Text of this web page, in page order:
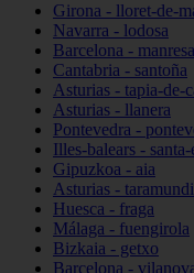
Girona - lloret-de-
Navarra - lodosa
Barcelona - manresa
Cantabria - santoña
Asturias - tapia-de-
Asturias - llanera
Pontevedra -
Illes-balears -
Gipuzkoa - aia
Asturias - taramundi
Huesca - fraga
Málaga - fuengirola
Bizkaia - getxo
Barcelona -